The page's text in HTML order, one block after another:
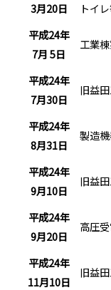
3月20日
トイ
平成24年
7月 5日
工業
平成24年
7月30日
旧益
平成24年
8月31日
製造
平成24年
9月10日
旧益
平成24年
9月20日
高圧
平成24年
11月10日
旧益